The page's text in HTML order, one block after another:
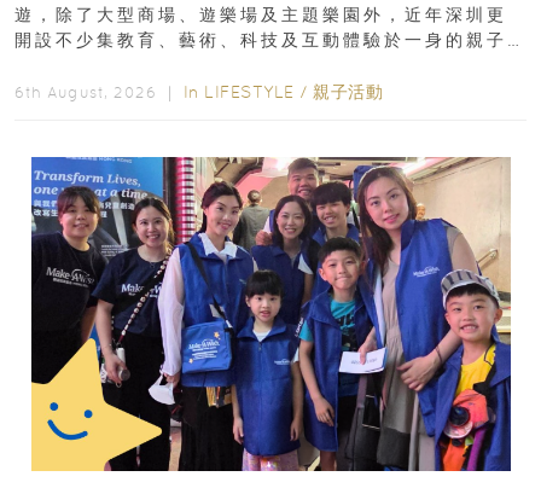
遊，除了大型商場、遊樂場及主題樂園外，近年深圳更
開設不少集教育、藝術、科技及互動體驗於一身的親子
6th August, 2026 ｜ In LIFESTYLE / 親子活動